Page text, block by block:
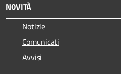
NOVITÀ
Notizie
Comunicati
Avvisi